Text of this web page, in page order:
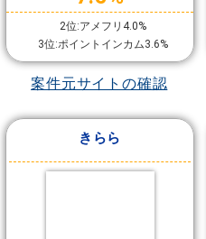
2位:アメフリ4.0%
3位:ポイントインカム3.6%
案件元サイトの確認
きらら